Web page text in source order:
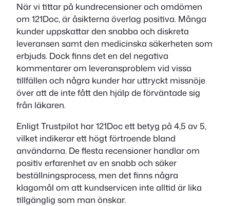
När vi tittar på kundrecensioner och omdömen
om 121Doc, är åsikterna överlag positiva. Många
kunder uppskattar den snabba och diskreta
leveransen samt den medicinska säkerheten som
erbjuds. Dock finns det en del negativa
kommentarer om leveransproblem vid vissa
tillfällen och några kunder har uttryckt missnöje
över att de inte fått den hjälp de förväntade sig
från läkaren.
Enligt Trustpilot har 121Doc ett betyg på 4,5 av 5,
vilket indikerar ett högt förtroende bland
användarna. De flesta recensioner handlar om
positiv erfarenhet av en snabb och säker
beställningsprocess, men det finns några
klagomål om att kundservicen inte alltid är lika
tillgänglig som man önskar.